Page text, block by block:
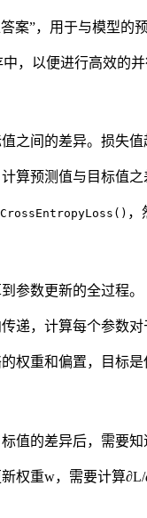
案”，用于与模型
，以便进行高效的并
之间的差异。损失
算预测值与目标值
，
参数更新的全过程。
递，计算每个参数
权重和偏置，目标
值的差异后，需要
权重w，需要计